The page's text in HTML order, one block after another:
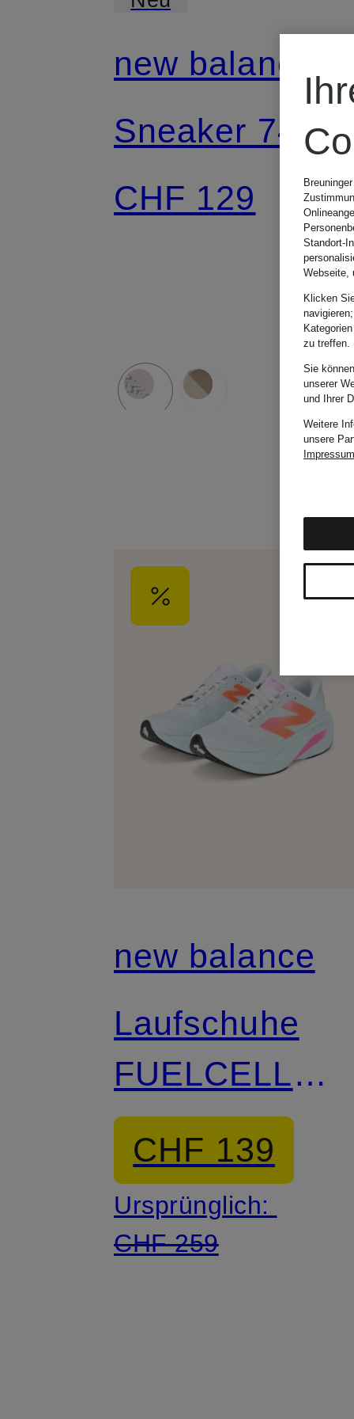
new balance
Sneaker 740
CHF 129
new balance
Laufschuhe
FUELCELL
SUPERCOMP
TRAINER V3
CHF 139
Ursprünglich:
CHF 259
Standort-
Webseite,
Klicken
zu treffen.
Sie
unserer
und Ihrer
Weitere
unsere
Impressum